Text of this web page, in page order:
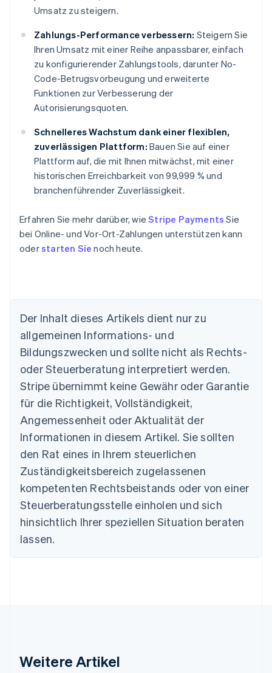
Umsatz zu steigern.
Zahlungs-Performance verbessern: Steigern Sie
Ihren Umsatz mit einer Reihe anpassbarer, einfach
zu konfigurierender Zahlungstools, darunter No-
Code-Betrugsvorbeugung und erweiterte
Funktionen zur Verbesserung der
Autorisierungsquoten.
Schnelleres Wachstum dank einer flexiblen,
zuverlässigen Plattform: Bauen Sie auf einer
Plattform auf, die mit Ihnen mitwächst, mit einer
historischen Erreichbarkeit von 99,999 % und
branchenführender Zuverlässigkeit.
Erfahren Sie mehr darüber, wieStripe Payments Sie
bei Online- und Vor-Ort-Zahlungen unterstützen kann
oderstarten Sie noch heute.
Der Inhalt dieses Artikels dient nur zu
allgemeinen Informations- und
Bildungszwecken und sollte nicht als Rechts-
oder Steuerberatung interpretiert werden.
Stripe übernimmt keine Gewähr oder Garantie
für die Richtigkeit, Vollständigkeit,
Angemessenheit oder Aktualität der
Informationen in diesem Artikel. Sie sollten
den Rat eines in Ihrem steuerlichen
Zuständigkeitsbereich zugelassenen
kompetenten Rechtsbeistands oder von einer
Steuerberatungsstelle einholen und sich
hinsichtlich Ihrer speziellen Situation beraten
lassen.
Weitere Artikel
Australien
English
Belgien
Nederlands Français DeutschEnglish
Brasilien
PortuguêsEnglish
English
Dänemark
English
Deutschland
DeutschEnglish
Estland
Festlandchina
简体中文English
Finnland
English
Frankreich
Irland